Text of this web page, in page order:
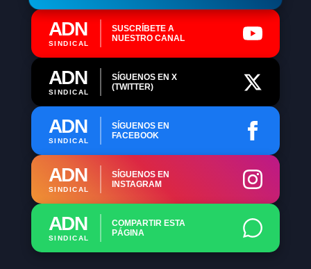
ADN
SINDICAL
SUSCRÍBETE A
NUESTRO CANAL
ADN
SINDICAL
SÍGUENOS EN X
(TWITTER)
ADN
SINDICAL
SÍGUENOS EN
FACEBOOK
ADN
SINDICAL
SÍGUENOS EN
INSTAGRAM
ADN
SINDICAL
COMPARTIR ESTA
PÁGINA